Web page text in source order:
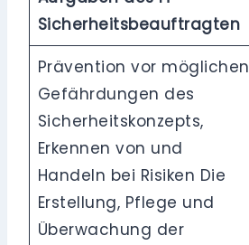
Sicherheitsbeauftragten
Prävention vor möglichen
Gefährdungen des
Sicherheitskonzepts,
Erkennen von und
Handeln bei Risiken Die
Erstellung, Pflege und
Überwachung der